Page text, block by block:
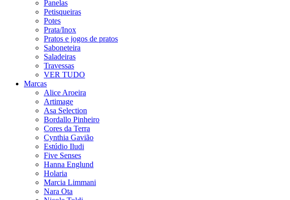
Panelas
Petisqueiras
Potes
Prata/Inox
Pratos e jogos de pratos
Saboneteira
Saladeiras
Travessas
VER TUDO
Marcas
Alice Aroeira
Artimage
Asa Selection
Bordallo Pinheiro
Cores da Terra
Cynthia Gavião
Estúdio Iludi
Five Senses
Hanna Englund
Holaria
Marcia Limmani
Nara Ota